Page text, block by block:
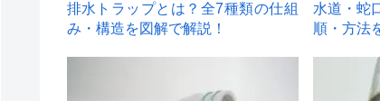
排水トラップとは？全7種類の仕組
み・構造を図解で解説！
水道・蛇
順・方法